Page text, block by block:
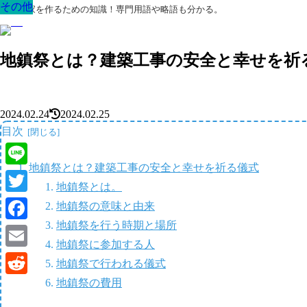
最高の家を作るための知識！専門用語や略語も分かる。
地鎮祭とは？建築工事の安全と幸せを祈
その他
2024.02.24
2024.02.25
目次
地鎮祭とは？建築工事の安全と幸せを祈る儀式
地鎮祭とは。
地鎮祭の意味と由来
地鎮祭を行う時期と場所
地鎮祭に参加する人
地鎮祭で行われる儀式
地鎮祭の費用
その他
その他
その他
その他
その他
その他
Line
Twitter
Facebook
Email